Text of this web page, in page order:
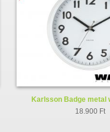
Karlsson Badge metal
KA5610WH
18.900 Ft